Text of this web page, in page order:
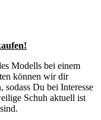
Modells bei einem
können wir dir
sodass Du bei Interesse
Schuh aktuell ist